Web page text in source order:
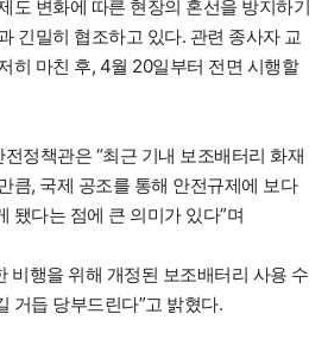
도 변화에 따른 현장의 혼선을 방지하기
긴밀히 협조하고 있다. 관련 종사자 교
히 마친 후, 4월 20일부터 전면 시행할
정책관은 “최근 기내 보조배터리 화재
큼, 국제 공조를 통해 안전규제에 보다
됐다는 점에 큰 의미가 있다”며
비행을 위해 개정된 보조배터리 사용 수
거듭 당부드린다”고 밝혔다.